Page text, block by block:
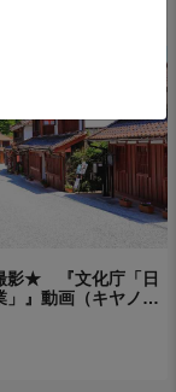
影★ 『文化庁「日
」』動画（キヤノ…